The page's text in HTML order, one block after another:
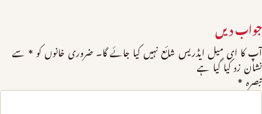
جواب دیں
آپ کا ای میل ایڈریس شائع نہیں کیا جائے گا۔ ضروری خانوں کو * سے
نشان زد کیا گیا ہے
تبصرہ *